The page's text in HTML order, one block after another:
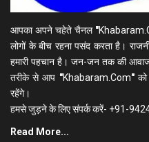
आपका अपने चहेते चैनल "
लोगों के बीच रहना पसंद करता है।
हमारी पहचान है। जन-जन तक की
तरीके से आप "Khabaram.Com"को
रहेंगे।
हमसे जुड़ने के लिए संपर्क करें- +91-
Read More...